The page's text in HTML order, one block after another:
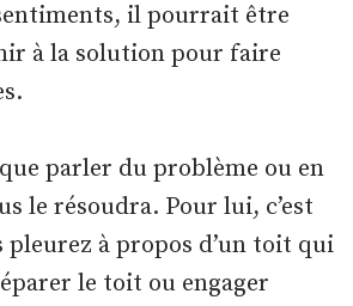
il pourrait être
à la solution pour faire
parler du problème ou en
le résoudra. Pour lui, c’est
pleurez à propos d’un toit qui
le toit ou engager